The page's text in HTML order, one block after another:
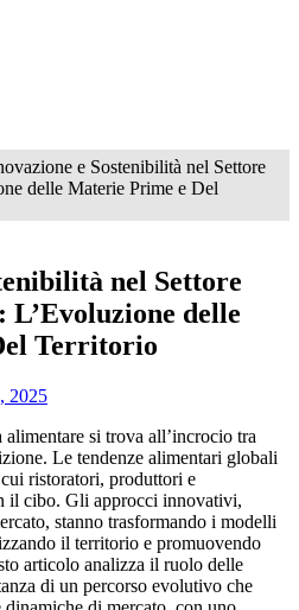
e Sostenibilità nel Settore
delle Materie Prime e Del
nel Settore
delle
Territorio
2025
si trova all’incrocio tra
Le tendenze alimentari globali
ristoratori, produttori e
il cibo. Gli approcci innovativi,
stanno trasformando i modelli
il territorio e promuovendo
articolo analizza il ruolo delle
di un percorso evolutivo che